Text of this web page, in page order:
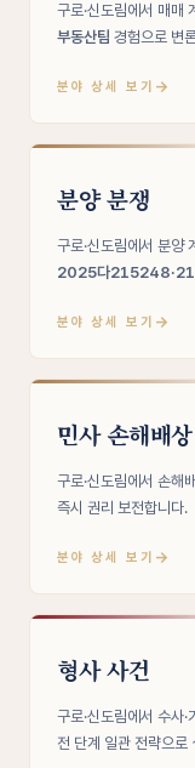
구로·신도림에서 매매
부동산팀 경험으로 변
분야 상세 보기 →
분양 분쟁
구로·신도림에서 분양
2025다
분야 상세 보기 →
민사 손해배상
구로·신도림에서 손해
즉시 권리 보전합니다.
분야 상세 보기 →
형사 사건
구로·신도림에서 수사·
전 단계 일관 전략으로